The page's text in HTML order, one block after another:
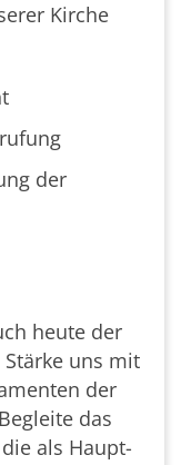
Kirche
der
heute der
uns mit
der
das
als Haupt-